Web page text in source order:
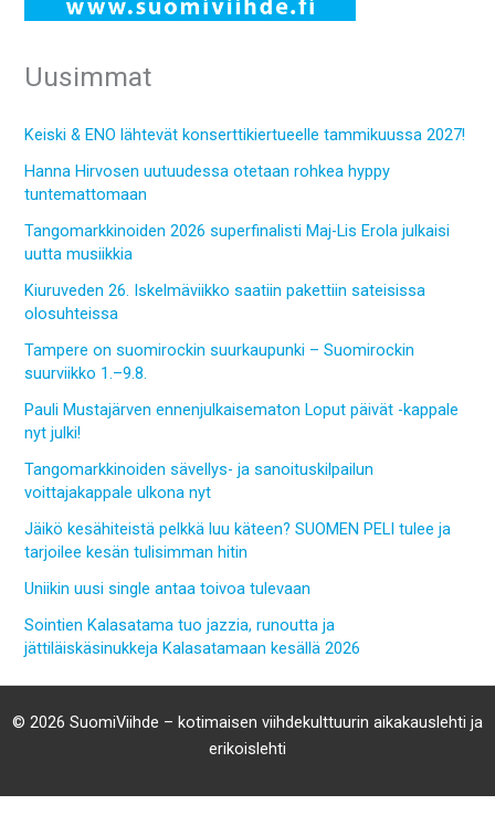
Uusimmat
Keiski & ENO lähtevät konserttikiertueelle tammikuussa 2027!
Hanna Hirvosen uutuudessa otetaan rohkea hyppy
tuntemattomaan
Tangomarkkinoiden 2026 superfinalisti Maj-Lis Erola julkaisi
uutta musiikkia
Kiuruveden 26. Iskelmäviikko saatiin pakettiin sateisissa
olosuhteissa
Tampere on suomirockin suurkaupunki – Suomirockin
suurviikko 1.–9.8.
Pauli Mustajärven ennenjulkaisematon Loput päivät -kappale
nyt julki!
Tangomarkkinoiden sävellys- ja sanoituskilpailun
voittajakappale ulkona nyt
Jäikö kesähiteistä pelkkä luu käteen? SUOMEN PELI tulee ja
tarjoilee kesän tulisimman hitin
Uniikin uusi single antaa toivoa tulevaan
Sointien Kalasatama tuo jazzia, runoutta ja
jättiläiskäsinukkeja Kalasatamaan kesällä 2026
© 2026 SuomiViihde – kotimaisen viihdekulttuurin aikakauslehti ja
erikoislehti